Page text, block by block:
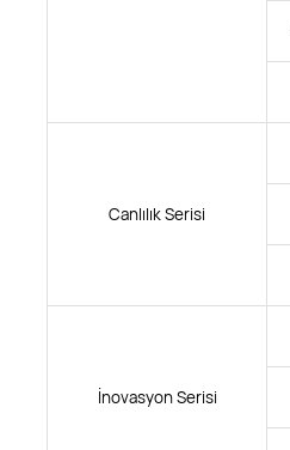
Canlılık Serisi
İnovasyon Serisi